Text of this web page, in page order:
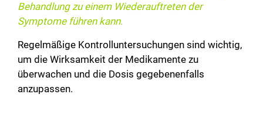
Behandlung zu einem Wiederauftreten der
Symptome führen kann.
Regelmäßige Kontrolluntersuchungen sind wichtig,
um die Wirksamkeit der Medikamente zu
überwachen und die Dosis gegebenenfalls
anzupassen.